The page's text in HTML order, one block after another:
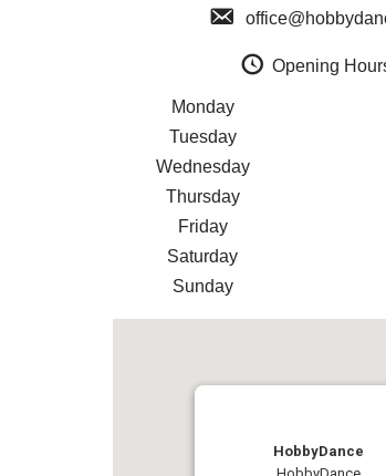
Opening
Monday
Tuesday
Wednesday
Thursday
Friday
Saturday
Sunday
HobbyDance